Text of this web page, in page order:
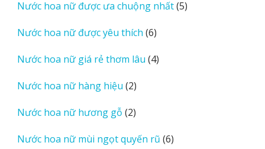
phẩm
Nước hoa nữ được ưa chuộng nhất 55
Nước hoa nữ được yêu thích 66
phẩm
Nước hoa nữ giá rẻ thơm lâu 44
Nước hoa nữ hàng hiệu 22
phẩm
Nước hoa nữ hương gỗ 22
phẩm
Nước hoa nữ mùi ngọt quyến rũ 66